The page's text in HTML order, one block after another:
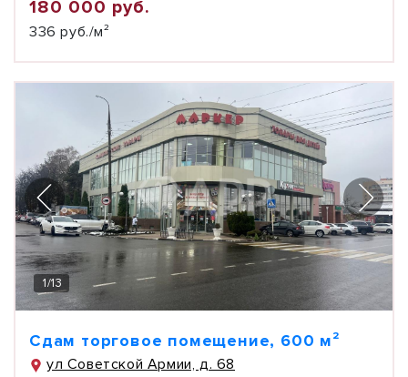
180 000 руб.
336 руб./м²
1/13
Сдам торговое помещение, 600 м²
ул Советской Армии, д. 68